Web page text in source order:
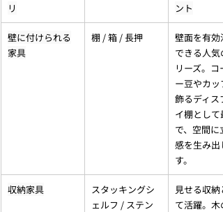
リ
ント
壁に付けられる
家具
棚 / 箱 / 長押
壁面を有効
できる人気
リーズ。コ
ー豆やカッ
飾るディス
イ棚として
で、空間に
感を生み出
す。
収納家具
スタッキングシ
ェルフ / ステン
見せる収納
て活躍。木